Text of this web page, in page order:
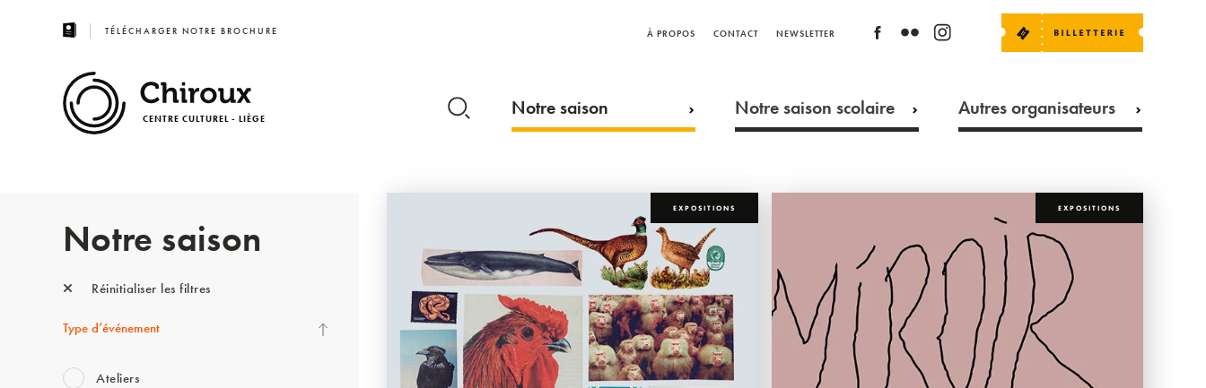
TÉLÉCHARGER NOTRE BROCHURE À PROPOS CONTACT NEWSLETTER
CENTRE CULTUREL - LIÈGE Notre saison Notre saison scolaire Autres organisateurs
Notre saison
Réinitialiser les filtres
Type d’événement
Ateliers
EXPOSITIONS EXPOSITIONS